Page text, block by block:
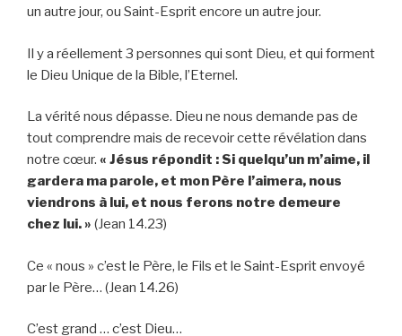
un autre jour, ou Saint-Esprit encore un autre jour.
Il y a réellement 3 personnes qui sont Dieu, et qui forment
le Dieu Unique de la Bible, l’Eternel.
La vérité nous dépasse. Dieu ne nous demande pas de
tout comprendre mais de recevoir cette révélation dans
notre cœur. « Jésus répondit : Si quelqu’un m’aime, il
gardera ma parole, et mon Père l’aimera, nous
viendrons à lui, et nous ferons notre demeure
chez lui. » (Jean 14.23)
Ce « nous » c’est le Père, le Fils et le Saint-Esprit envoyé
par le Père… (Jean 14.26)
C’est grand … c’est Dieu…